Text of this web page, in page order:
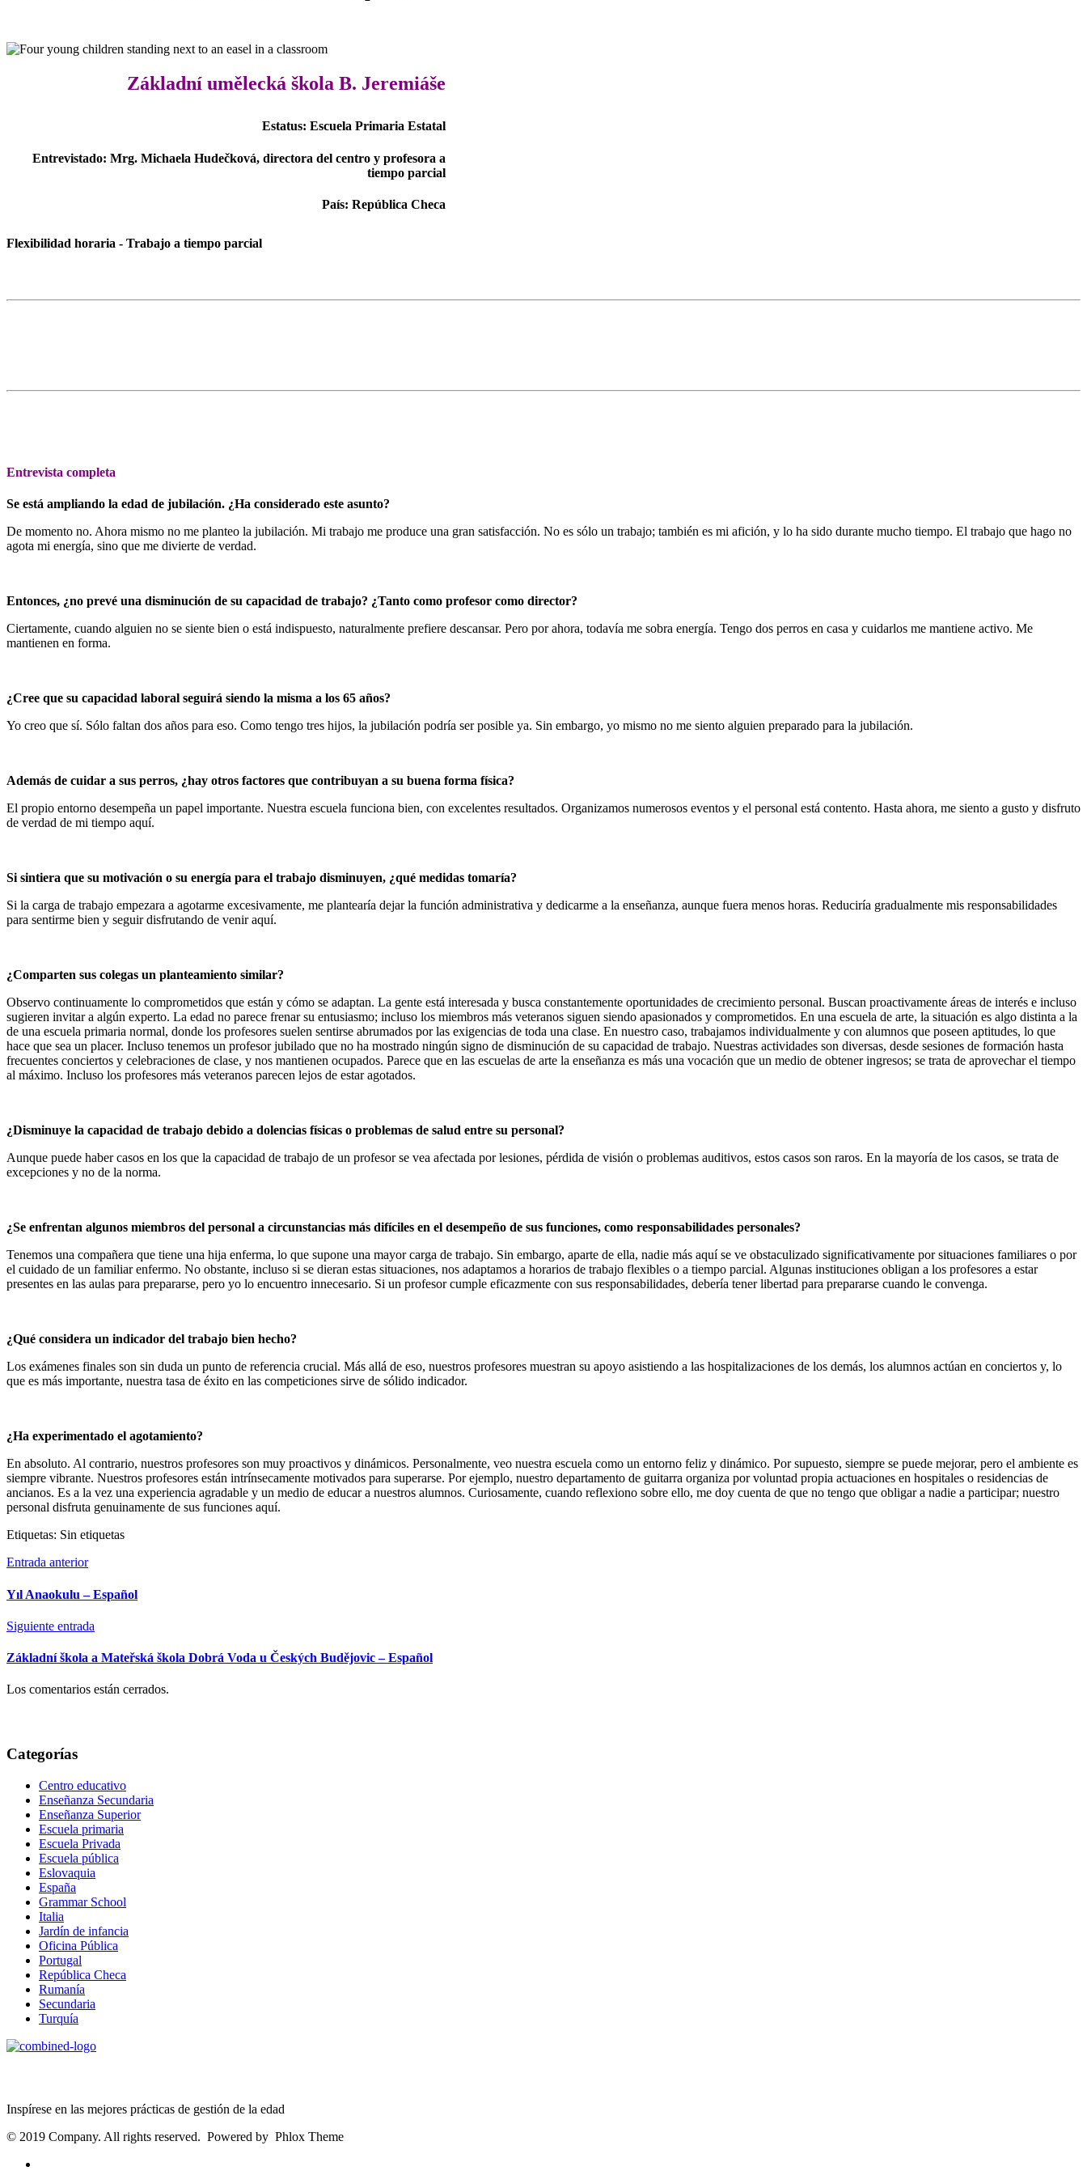
Základní umělecká škola B. Jeremiáše
Estatus: Escuela Primaria Estatal
Entrevistado: Mrg. Michaela Hudečková, directora del centro y profesora a
tiempo parcial
País: República Checa
Flexibilidad horaria - Trabajo a tiempo parcial
Entrevista completa
Se está ampliando la edad de jubilación. ¿Ha considerado este asunto?
De momento no. Ahora mismo no me planteo la jubilación. Mi trabajo me produce una gran satisfacción. No es sólo un trabajo; también es mi afición, y lo ha sido durante mucho tiempo. El trabajo que hago no
agota mi energía, sino que me divierte de verdad.
Entonces, ¿no prevé una disminución de su capacidad de trabajo? ¿Tanto como profesor como director?
Ciertamente, cuando alguien no se siente bien o está indispuesto, naturalmente prefiere descansar. Pero por ahora, todavía me sobra energía. Tengo dos perros en casa y cuidarlos me mantiene activo. Me
mantienen en forma.
¿Cree que su capacidad laboral seguirá siendo la misma a los 65 años?
Yo creo que sí. Sólo faltan dos años para eso. Como tengo tres hijos, la jubilación podría ser posible ya. Sin embargo, yo mismo no me siento alguien preparado para la jubilación.
Además de cuidar a sus perros, ¿hay otros factores que contribuyan a su buena forma física?
El propio entorno desempeña un papel importante. Nuestra escuela funciona bien, con excelentes resultados. Organizamos numerosos eventos y el personal está contento. Hasta ahora, me siento a gusto y disfruto
de verdad de mi tiempo aquí.
Si sintiera que su motivación o su energía para el trabajo disminuyen, ¿qué medidas tomaría?
Si la carga de trabajo empezara a agotarme excesivamente, me plantearía dejar la función administrativa y dedicarme a la enseñanza, aunque fuera menos horas. Reduciría gradualmente mis responsabilidades
para sentirme bien y seguir disfrutando de venir aquí.
¿Comparten sus colegas un planteamiento similar?
Observo continuamente lo comprometidos que están y cómo se adaptan. La gente está interesada y busca constantemente oportunidades de crecimiento personal. Buscan proactivamente áreas de interés e incluso
sugieren invitar a algún experto. La edad no parece frenar su entusiasmo; incluso los miembros más veteranos siguen siendo apasionados y comprometidos. En una escuela de arte, la situación es algo distinta a la
de una escuela primaria normal, donde los profesores suelen sentirse abrumados por las exigencias de toda una clase. En nuestro caso, trabajamos individualmente y con alumnos que poseen aptitudes, lo que
hace que sea un placer. Incluso tenemos un profesor jubilado que no ha mostrado ningún signo de disminución de su capacidad de trabajo. Nuestras actividades son diversas, desde sesiones de formación hasta
frecuentes conciertos y celebraciones de clase, y nos mantienen ocupados. Parece que en las escuelas de arte la enseñanza es más una vocación que un medio de obtener ingresos; se trata de aprovechar el tiempo
al máximo. Incluso los profesores más veteranos parecen lejos de estar agotados.
¿Disminuye la capacidad de trabajo debido a dolencias físicas o problemas de salud entre su personal?
Aunque puede haber casos en los que la capacidad de trabajo de un profesor se vea afectada por lesiones, pérdida de visión o problemas auditivos, estos casos son raros. En la mayoría de los casos, se trata de
excepciones y no de la norma.
¿Se enfrentan algunos miembros del personal a circunstancias más difíciles en el desempeño de sus funciones, como responsabilidades personales?
Tenemos una compañera que tiene una hija enferma, lo que supone una mayor carga de trabajo. Sin embargo, aparte de ella, nadie más aquí se ve obstaculizado significativamente por situaciones familiares o por
el cuidado de un familiar enfermo. No obstante, incluso si se dieran estas situaciones, nos adaptamos a horarios de trabajo flexibles o a tiempo parcial. Algunas instituciones obligan a los profesores a estar
presentes en las aulas para prepararse, pero yo lo encuentro innecesario. Si un profesor cumple eficazmente con sus responsabilidades, debería tener libertad para prepararse cuando le convenga.
¿Qué considera un indicador del trabajo bien hecho?
Los exámenes finales son sin duda un punto de referencia crucial. Más allá de eso, nuestros profesores muestran su apoyo asistiendo a las hospitalizaciones de los demás, los alumnos actúan en conciertos y, lo
que es más importante, nuestra tasa de éxito en las competiciones sirve de sólido indicador.
¿Ha experimentado el agotamiento?
En absoluto. Al contrario, nuestros profesores son muy proactivos y dinámicos. Personalmente, veo nuestra escuela como un entorno feliz y dinámico. Por supuesto, siempre se puede mejorar, pero el ambiente es
siempre vibrante. Nuestros profesores están intrínsecamente motivados para superarse. Por ejemplo, nuestro departamento de guitarra organiza por voluntad propia actuaciones en hospitales o residencias de
ancianos. Es a la vez una experiencia agradable y un medio de educar a nuestros alumnos. Curiosamente, cuando reflexiono sobre ello, me doy cuenta de que no tengo que obligar a nadie a participar; nuestro
personal disfruta genuinamente de sus funciones aquí.
Etiquetas: Sin etiquetas
Entrada anterior
Yıl Anaokulu – Español
Siguiente entrada
Základní škola a Mateřská škola Dobrá Voda u Českých Budějovic – Español
Los comentarios están cerrados.
Categorías
Centro educativo
Enseñanza Secundaria
Enseñanza Superior
Escuela primaria
Escuela Privada
Escuela pública
Eslovaquia
España
Grammar School
Italia
Jardín de infancia
Oficina Pública
Portugal
República Checa
Rumanía
Secundaria
Turquía
Inspírese en las mejores prácticas de gestión de la edad
© 2019 Company. All rights reserved. Powered by Phlox Theme